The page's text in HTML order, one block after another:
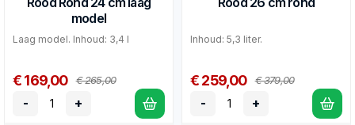
model
Laag model. Inhoud: 3,4 l
€ 169,00 € 265,00
- +
Inhoud: 5,3 liter.
€ 259,00 € 379,00
- +